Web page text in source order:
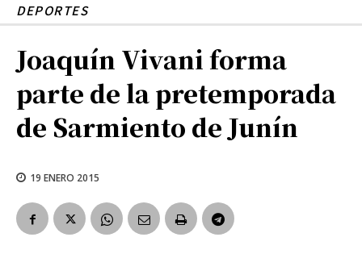
DEPORTES
Joaquín Vivani forma
parte de la pretemporada
de Sarmiento de Junín
19 ENERO 2015